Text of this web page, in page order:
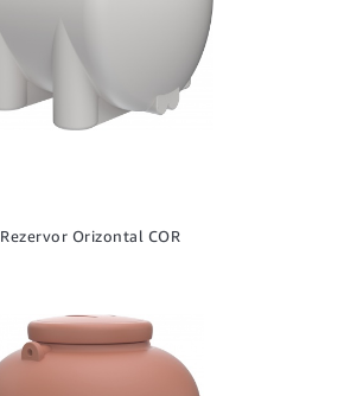
Rezervor Orizontal COR